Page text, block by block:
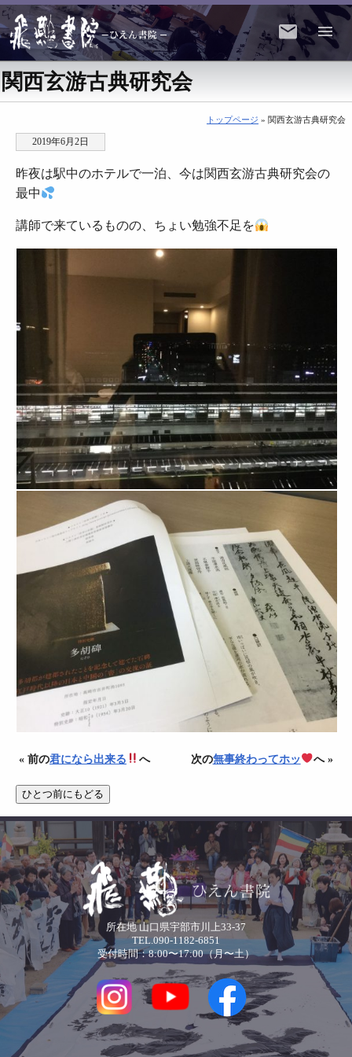
関西玄游古典研究会
トップページ » 関西玄游古典研究会
2019年6月2日
昨夜は駅中のホテルで一泊、今は関西玄游古典研究会の
最中
講師で来ているものの、ちょい勉強不足を
« 前の君になら出来る へ 次の無事終わってホッ へ »
所在地 山口県宇部市川上33-37
TEL.090-1182-6851
受付時間：8:00〜17:00（月〜土）